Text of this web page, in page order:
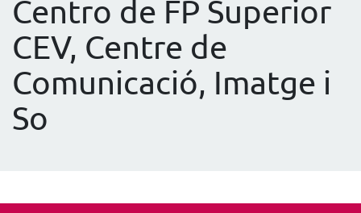
Centro de FP Superior
CEV, Centre de
Comunicació, Imatge i
So